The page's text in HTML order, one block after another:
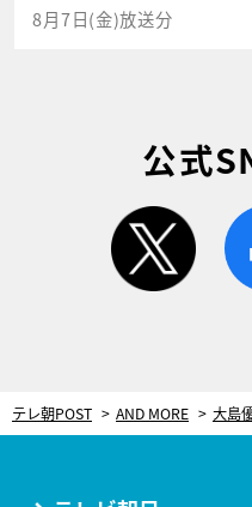
8月7日(金)放送分
公式
テレ朝POST AND MORE